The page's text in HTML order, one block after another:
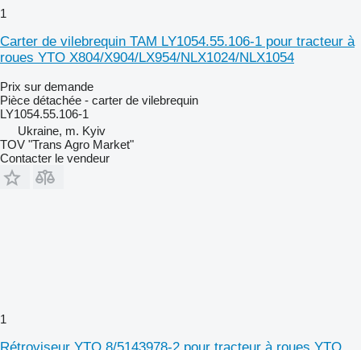
1
Carter de vilebrequin TAM LY1054.55.106-1 pour tracteur à
roues YTO X804/X904/LX954/NLX1024/NLX1054
Prix sur demande
Pièce détachée - carter de vilebrequin
LY1054.55.106-1
Ukraine, m. Kyiv
TOV "Trans Agro Market"
Contacter le vendeur
1
Rétroviseur YTO 8/5143978-2 pour tracteur à roues YTO